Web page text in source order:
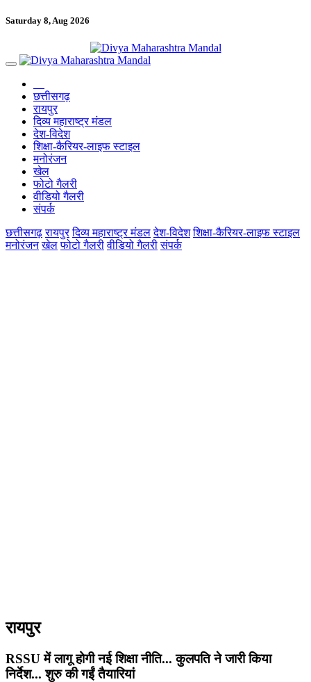
Saturday 8, Aug 2026
छत्तीसगढ़
रायपुर
दिव्य महाराष्ट्र मंडल
देश-विदेश
शिक्षा-कैरियर-लाइफ स्टाइल
मनोरंजन
खेल
फोटो गैलरी
वीडियो गैलरी
संपर्क
छत्तीसगढ़ रायपुर दिव्य महाराष्ट्र मंडल देश-विदेश शिक्षा-कैरियर-लाइफ स्टाइल
मनोरंजन खेल फोटो गैलरी वीडियो गैलरी संपर्क
रायपुर
RSSU में लागू होगी नई शिक्षा नीति... कुलपति ने जारी किया
निर्देश... शुरु की गईं तैयारियां